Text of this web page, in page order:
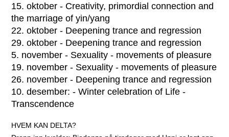
15. oktober - Creativity, primordial connection and
the marriage of yin/yang
22. oktober - Deepening trance and regression
29. oktober - Deepening trance and regression
5. november - Sexuality - movements of pleasure
19. november - Sexuality - movements of pleasure
26. november - Deepening trance and regression
10. desember: - Winter celebration of Life -
Transcendence
HVEM KAN DELTA?